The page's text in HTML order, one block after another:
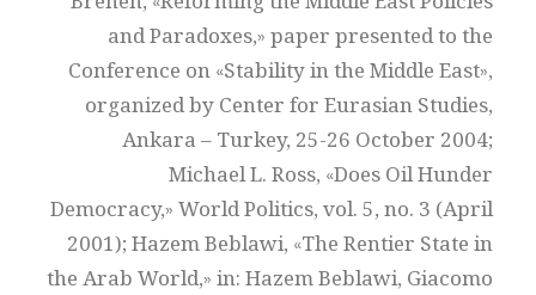
and Paradoxes,» paper presented to the
Conference on «Stability in the Middle East»,
organized by Center for Eurasian Studies,
Ankara – Turkey, 25-26 October 2004;
Michael L. Ross, «Does Oil Hunder
Democracy,» World Politics, vol. 5, no. 3 (April
2001); Hazem Beblawi, «The Rentier State in
the Arab World,» in: Hazem Beblawi, Giacomo